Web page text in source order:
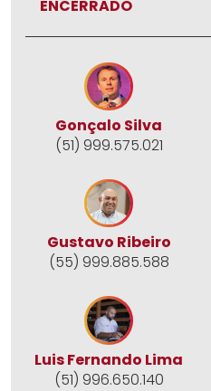
ENCERRADO
Gonçalo Silva
(51) 999.575.021
Gustavo Ribeiro
(55) 999.885.588
Luis Fernando Lima
(51) 996.650.140